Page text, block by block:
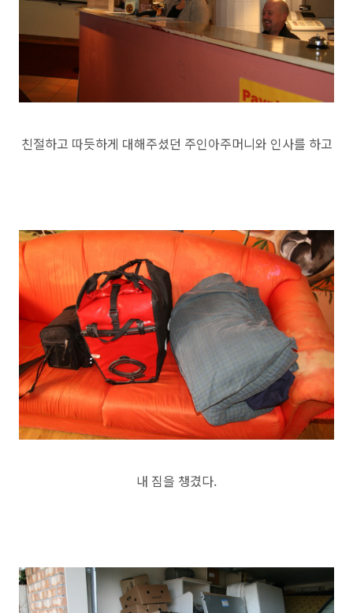
친절하고 따듯하게 대해주셨던 주인아주머니와 인사를 하고
내 짐을 챙겼다.